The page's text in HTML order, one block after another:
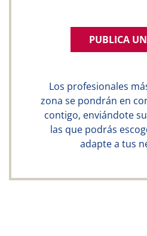
PUBLICA
Los profesionales
zona se pondrán en
contigo, enviándote
las que podrás
adapte a tus